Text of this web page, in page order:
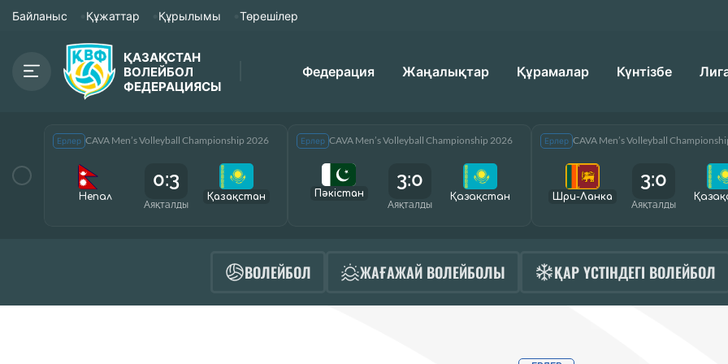
Байланыс Құжаттар Құрылымы Төрешілер
ҚАЗАҚСТАН
ВОЛЕЙБОЛ
ФЕДЕРАЦИЯСЫ
Федерация Жаңалықтар Құрамалар Күнтізбе
Ерлер CAVA Men’s Volleyball Championship 2026
Непал
0:3
Аяқталды
Қазақcтан
Ерлер CAVA Men’s Volleyball Championship 2026
Пәкістан
3:0
Аяқталды
Қазақcтан
Ерлер CAVA Men’s Volleyball
Шри-Ланка
3:0
Аяқталды
ВОЛЕЙБОЛ ЖАҒАЖАЙ ВОЛЕЙБОЛЫ ҚАР ҮСТІНДЕГІ ВОЛЕЙБОЛ